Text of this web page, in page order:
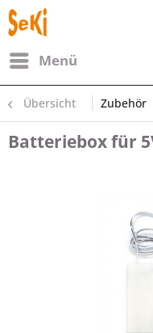
Menü
Übersicht Zubehör
Batteriebox für